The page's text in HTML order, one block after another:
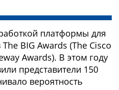
платформы для
BIG Awards (The Cisco
Awards). В этом году
представители 150
вероятность